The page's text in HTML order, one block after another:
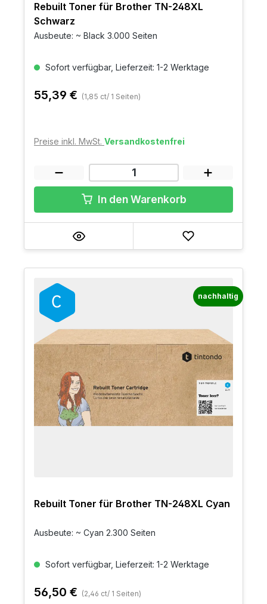
Rebuilt Toner für Brother TN-248XL
Schwarz
Ausbeute: ~ Black 3.000 Seiten
Sofort verfügbar, Lieferzeit: 1-2 Werktage
55,39 € (1,85 ct/ 1 Seiten)
Preise inkl. MwSt. Versandkostenfrei
In den Warenkorb
nachhaltig
Rebuilt Toner für Brother TN-248XL Cyan
Ausbeute: ~ Cyan 2.300 Seiten
Sofort verfügbar, Lieferzeit: 1-2 Werktage
56,50 € (2,46 ct/ 1 Seiten)